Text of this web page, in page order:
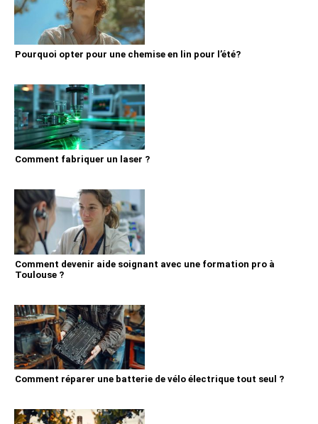
Pourquoi opter pour une chemise en lin pour l’été?
Comment fabriquer un laser ?
Comment devenir aide soignant avec une formation pro à
Toulouse ?
Comment réparer une batterie de vélo électrique tout seul ?